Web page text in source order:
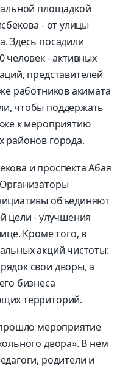
площадкой
- от улицы
Здесь посадили
человек - активных
представителей
работников акимата
чтобы поддержать
к мероприятию
районов города.
и проспекта Абая
объединяют
цели - улучшения
Кроме того, в
акций чистоты:
свои дворы, а
бизнеса
территорий.
мероприятие
двора». В нем
родители и